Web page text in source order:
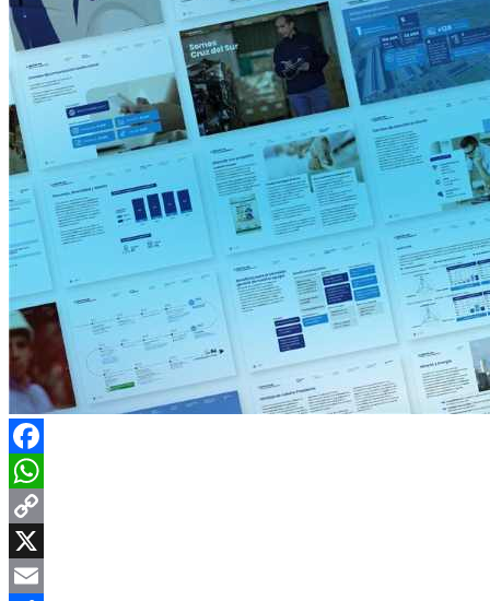
Facebook
WhatsApp
Copy
Link
X